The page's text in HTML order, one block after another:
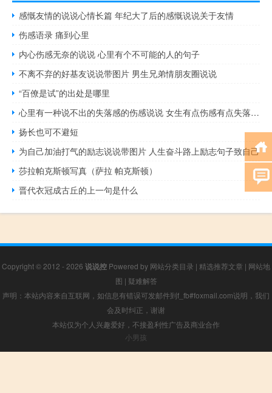
感慨友情的说说心情长篇 年纪大了后的感慨说说关于友情
伤感语录 痛到心里
内心伤感无奈的说说 心里有个不可能的人的句子
不离不弃的好基友说说带图片 男生兄弟情朋友圈说说
“百僚是试”的出处是哪里
心里有一种说不出的失落感的伤感说说 女生有点伤感有点失落的一句话说说
扬长也可不避短
为自己加油打气的励志说说带图片 人生奋斗路上励志句子致自己
莎拉帕克斯顿写真（萨拉 帕克斯顿）
晋代衣冠成古丘的上一句是什么
Copyright © 2012 - 2026 说说控 Powered by 网站分类目录 | 精选推荐文章 | 网站地
图 | 疑难解答
声明：本站内容来自互联网，如信息有错误可发邮件到f_fb#foxmail.com说明，我们
会及时纠正，谢谢
本站仅为个人兴趣爱好，不接盈利性广告及商业合作
小男孩